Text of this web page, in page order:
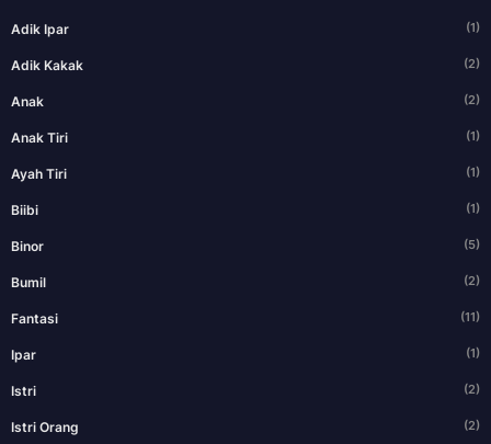
Adik Ipar (1)
Adik Kakak (2)
Anak (2)
Anak Tiri (1)
Ayah Tiri (1)
Biibi (1)
Binor (5)
Bumil (2)
Fantasi (11)
Ipar (1)
Istri (2)
Istri Orang (2)